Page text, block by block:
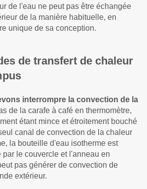
de l'eau ne peut pas être échangée
de la manière habituelle, en
unique de sa conception.
de transfert de chaleur
interrompre la convection de la
de la carafe à café en thermomètre,
étant mince et étroitement bouché
canal de convection de la chaleur
la bouteille d'eau isotherme est
le couvercle et l'anneau en
pas générer de convection de
extérieur.